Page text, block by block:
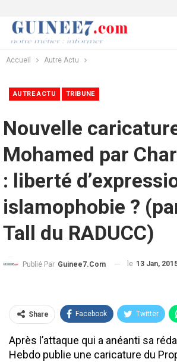
Accueil Autre Actu
AUTRE ACTU TRIBUNE
Nouvelle
Mohamed par
: liberté
islamophobie ?
Tall du RADUCC)
Publié Par Guinee7.com le 13 Jan,
Share Facebook Twitter
Après l’attaque qui a anéanti sa
Hebdo publie une caricature du